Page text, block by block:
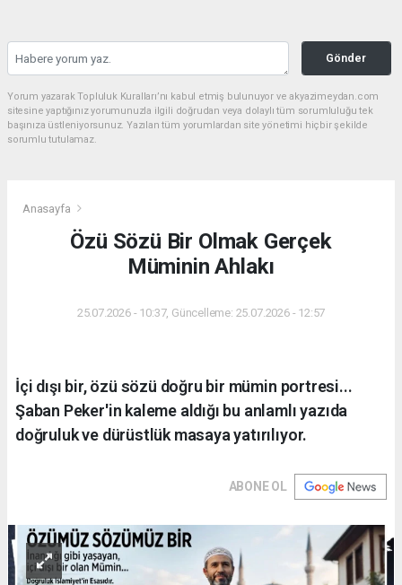
Gönder
Yorum yazarak Topluluk Kuralları’nı kabul etmiş bulunuyor ve akyazimeydan.com
sitesine yaptığınız yorumunuzla ilgili doğrudan veya dolaylı tüm sorumluluğu tek
başınıza üstleniyorsunuz. Yazılan tüm yorumlardan site yönetimi hiçbir şekilde
sorumlu tutulamaz.
Anasayfa
Özü Sözü Bir Olmak Gerçek
Müminin Ahlakı
25.07.2026 - 10:37, Güncelleme: 25.07.2026 - 12:57
İçi dışı bir, özü sözü doğru bir mümin portresi...
Şaban Peker'in kaleme aldığı bu anlamlı yazıda
doğruluk ve dürüstlük masaya yatırılıyor.
ABONE OL